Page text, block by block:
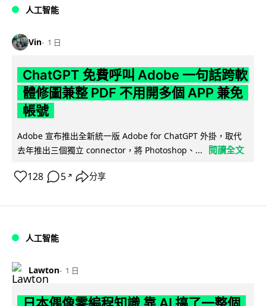
人工智能
Vin 1 日
ChatGPT 免費呼叫 Adobe 一句話跨軟
體修圖兼整 PDF 不用開多個 APP 兼免
帳號
Adobe 宣布推出全新統一版 Adobe for ChatGPT 外掛，取代
去年推出三個獨立 connector，將 Photoshop、...
閱讀全文
128 5 ↗ 分享
人工智能
Lawton 1 日